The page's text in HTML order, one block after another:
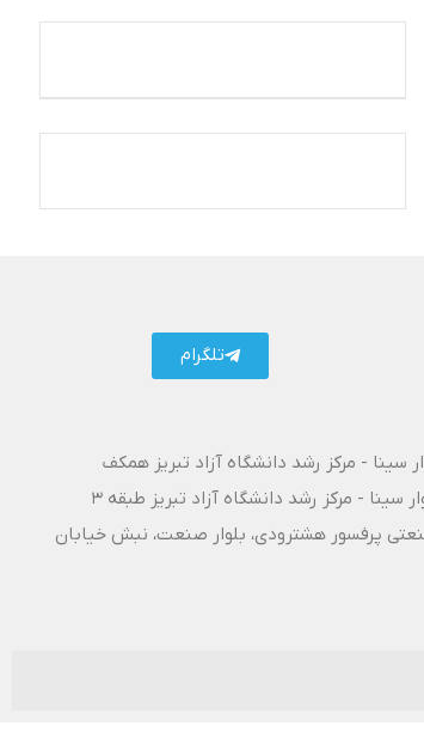
اینستاگرام کارتال
تلگرام
سینا - مرکز رشد دانشگاه آزاد تبریز همکف
سینا - مرکز رشد دانشگاه آزاد تبریز طبقه 3
تهران، شهرک صنعتی پرفسور هشترودی، بلوار صنعت، نبش خیابان